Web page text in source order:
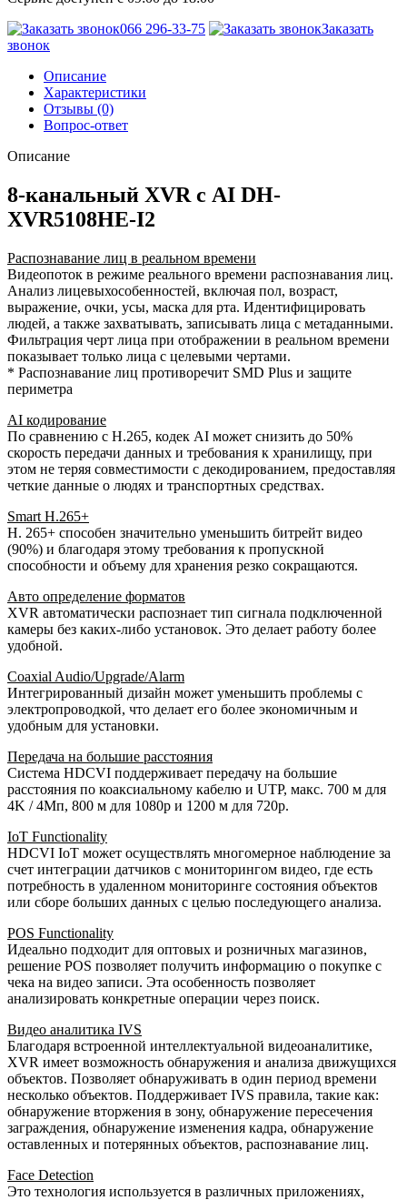
066 296-33-75
Заказать
звонок
Описание
Характеристики
Отзывы (0)
Вопрос-ответ
Описание
8-канальный XVR с AI DH-
XVR5108HE-I2
Распознавание лиц в реальном времени
Видеопоток в режиме реального времени распознавания лиц.
Анализ лицевыхособенностей, включая пол, возраст,
выражение, очки, усы, маска для рта. Идентифицировать
людей, а также захватывать, записывать лица с метаданными.
Фильтрация черт лица при отображении в реальном времени
показывает только лица с целевыми чертами.
* Распознавание лиц противоречит SMD Plus и защите
периметра
AI кодирование
По сравнению с H.265, кодек AI может снизить до 50%
скорость передачи данных и требования к хранилищу, при
этом не теряя совместимости с декодированием, предоставляя
четкие данные о людях и транспортных средствах.
Smart H.265+
H. 265+ способен значительно уменьшить битрейт видео
(90%) и благодаря этому требования к пропускной
способности и объему для хранения резко сокращаются.
Авто определение форматов
XVR автоматически распознает тип сигнала подключенной
камеры без каких-либо установок. Это делает работу более
удобной.
Coaxial Audio/Upgrade/Alarm
Интегрированный дизайн может уменьшить проблемы с
электропроводкой, что делает его более экономичным и
удобным для установки.
Передача на большие расстояния
Система HDCVI поддерживает передачу на большие
расстояния по коаксиальному кабелю и UTP, макс. 700 м для
4K / 4Mп, 800 м для 1080p и 1200 м для 720p.
IoT Functionality
HDCVI IoT может осуществлять многомерное наблюдение за
счет интеграции датчиков с мониторингом видео, где есть
потребность в удаленном мониторинге состояния объектов
или сборе больших данных с целью последующего анализа.
POS Functionality
Идеально подходит для оптовых и розничных магазинов,
решение POS позволяет получить информацию о покупке с
чека на видео записи. Эта особенность позволяет
анализировать конкретные операции через поиск.
Видео аналитика IVS
Благодаря встроенной интеллектуальной видеоаналитике,
XVR имеет возможность обнаружения и анализа движущихся
объектов. Позволяет обнаруживать в один период времени
несколько объектов. Поддерживает IVS правила, такие как:
обнаружение вторжения в зону, обнаружение пересечения
заграждения, обнаружение изменения кадра, обнаружение
оставленных и потерянных объектов, распознавание лиц.
Face Detection
Это технология используется в различных приложениях,